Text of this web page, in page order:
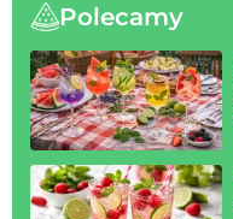
Polecamy